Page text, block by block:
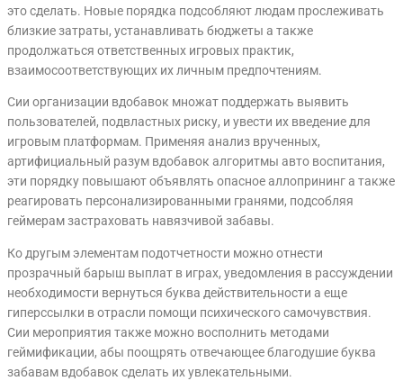
это сделать. Новые порядка подсобляют людам прослеживать
близкие затраты, устанавливать бюджеты а также
продолжаться ответственных игровых практик,
взаимосоответствующих их личным предпочтениям.
Сии организации вдобавок множат поддержать выявить
пользователей, подвластных риску, и увести их введение для
игровым платформам. Применяя анализ врученных,
артифициальный разум вдобавок алгоритмы авто воспитания,
эти порядку повышают объявлять опасное аллопрининг а также
реагировать персонализированными гранями, подсобляя
геймерам застраховать навязчивой забавы.
Ко другым элементам подотчетности можно отнести
прозрачный барыш выплат в играх, уведомления в рассуждении
необходимости вернуться буква действительности а еще
гиперссылки в отрасли помощи психического самочувствия.
Сии мероприятия также можно восполнить методами
геймификации, абы поощрять отвечающее благодушие буква
забавам вдобавок сделать их увлекательными.